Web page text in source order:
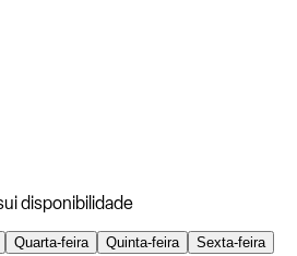
disponibilidade
Quarta-feira Quinta-feira
Sexta-feira